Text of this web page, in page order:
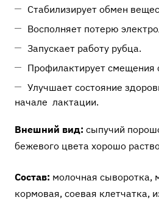
Стабилизирует обмен
Восполняет потерю
Запускает работу рубца.
Профилактирует смещения
Улучшает состояние
начале лактации.
Внешний вид: сыпучий
бежевого цвета хорошо
Состав: молочная сыворотка,
кормовая, соевая клетчатка,